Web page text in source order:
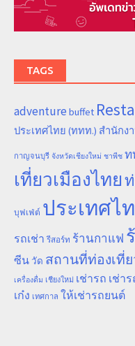
TAGS
adventure buffet
ประเทศไทย (ททท.) สำนักง
กาญจนบุรี จังหวัดเชียงใหม่ ชาพีช ท
เที่ยวเมืองไทย
บุฟเฟ่ต์ ประเทศไ
รถเช่า รีสอร์ท ร้านกาแฟ
ซีน วัด สถานที่ท่องเที่ย
เครื่องดื่ม เชียงใหม่ เช่ารถ เช่า
เก๋ง เทศกาล ให้เช่ารถยนต์